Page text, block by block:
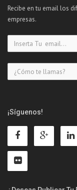
Recibe en tu email los
empresas.
¡Síguenos!